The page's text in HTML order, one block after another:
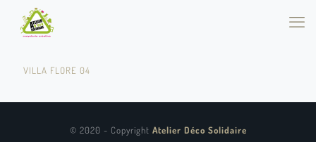
VILLA FLORE 04
© 2020 - Copyright Atelier Déco Solidaire